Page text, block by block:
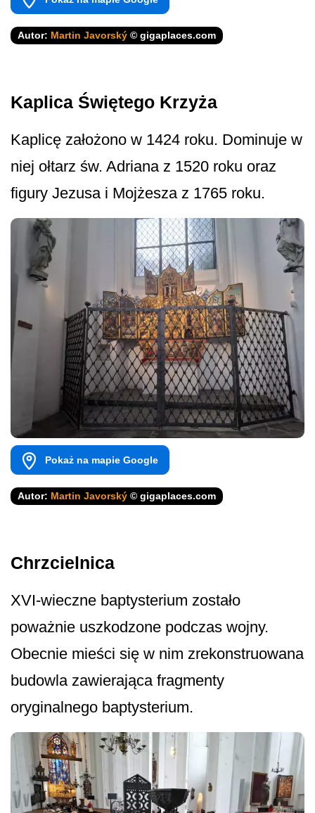
Autor: Martin Javorský © gigaplaces.com
Kaplica Świętego Krzyża
Kaplicę założono w 1424 roku. Dominuje w
niej ołtarz św. Adriana z 1520 roku oraz
figury Jezusa i Mojżesza z 1765 roku.
Pokaż na mapie Google
Autor: Martin Javorský © gigaplaces.com
Chrzcielnica
XVI-wieczne baptysterium zostało
poważnie uszkodzone podczas wojny.
Obecnie mieści się w nim zrekonstruowana
budowla zawierająca fragmenty
oryginalnego baptysterium.